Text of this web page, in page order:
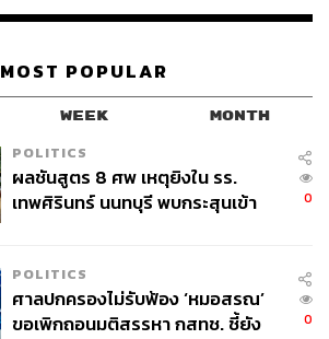
สุพัฒน์ ศิวะพรพันธ์
MOST POPULAR
WEEK MONTH
POLITICS
ผลชันสูตร 8 ศพ เหตุยิงใน รร.
เทพศิรินทร์ นนทบุรี พบกระสุนเข้า
0
POLITICS
ศาลปกครองไม่รับฟ้อง ‘หมอสรณ’
ขอเพิกถอนมติสรรหา กสทช. ชี้ยัง
0